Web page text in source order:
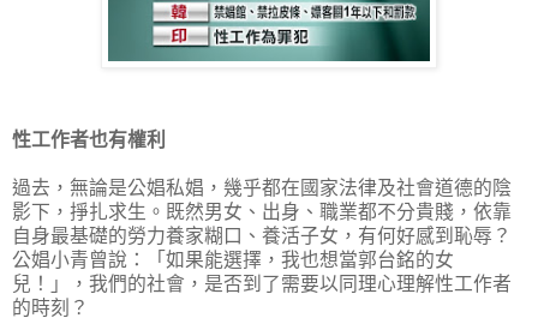
性工作者也有權利
過去，無論是公娼私娼，幾乎都在國家法律及社會道德的陰
影下，掙扎求生。既然男女、出身、職業都不分貴賤，依靠
自身最基礎的勞力養家糊口、養活子女，有何好感到恥辱？
公娼小青曾說：「如果能選擇，我也想當郭台銘的女
兒！」，我們的社會，是否到了需要以同理心理解性工作者
的時刻？